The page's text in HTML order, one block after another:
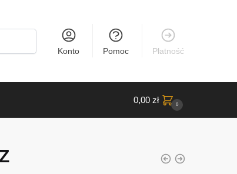
Konto Pomoc Płatność
0,00 zł 0